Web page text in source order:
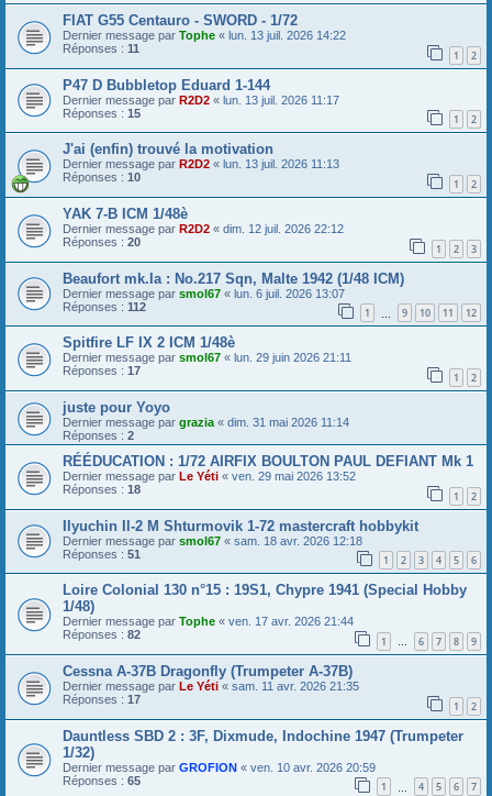
FIAT G55 Centauro - SWORD - 1/72
Dernier message par Tophe « lun. 13 juil. 2026 14:22
Réponses : 11 1 2
P47 D Bubbletop Eduard 1-144
Dernier message par R2D2 « lun. 13 juil. 2026 11:17
Réponses : 15 1 2
J'ai (enfin) trouvé la motivation
Dernier message par R2D2 « lun. 13 juil. 2026 11:13
Réponses : 10 1 2
YAK 7-B ICM 1/48è
Dernier message par R2D2 « dim. 12 juil. 2026 22:12
Réponses : 20 1 2 3
Beaufort mk.Ia : No.217 Sqn, Malte 1942 (1/48 ICM)
Dernier message par smol67 « lun. 6 juil. 2026 13:07
Réponses : 112 1 9 10 11 12
Spitfire LF IX 2 ICM 1/48è
Dernier message par smol67 « lun. 29 juin 2026 21:11
Réponses : 17 1 2
juste pour Yoyo
Dernier message par grazia « dim. 31 mai 2026 11:14
Réponses : 2
RÉÉDUCATION : 1/72 AIRFIX BOULTON PAUL DEFIANT Mk 1
Dernier message par Le Yéti « ven. 29 mai 2026 13:52
Réponses : 18 1 2
Ilyuchin Il-2 M Shturmovik 1-72 mastercraft hobbykit
Dernier message par smol67 « sam. 18 avr. 2026 12:18
Réponses : 51 1 2 3 4 5 6
Loire Colonial 130 n°15 : 19S1, Chypre 1941 (Special Hobby
1/48)
Dernier message par Tophe « ven. 17 avr. 2026 21:44
Réponses : 82 1 … 6 7 8 9
Cessna A-37B Dragonfly (Trumpeter A-37B)
Dernier message par Le Yéti « sam. 11 avr. 2026 21:35
Réponses : 17 1 2
Dauntless SBD 2 : 3F, Dixmude, Indochine 1947 (Trumpeter
1/32)
Dernier message par GROFION « ven. 10 avr. 2026 20:59
Réponses : 65 1 4 5 6 7